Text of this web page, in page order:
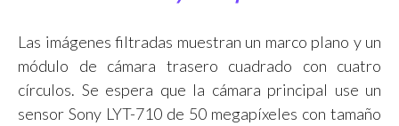
Las imágenes filtradas muestran un marco plano y un
módulo de cámara trasero cuadrado con cuatro
círculos. Se espera que la cámara principal use un
sensor Sony LYT-710 de 50 megapíxeles con tamaño